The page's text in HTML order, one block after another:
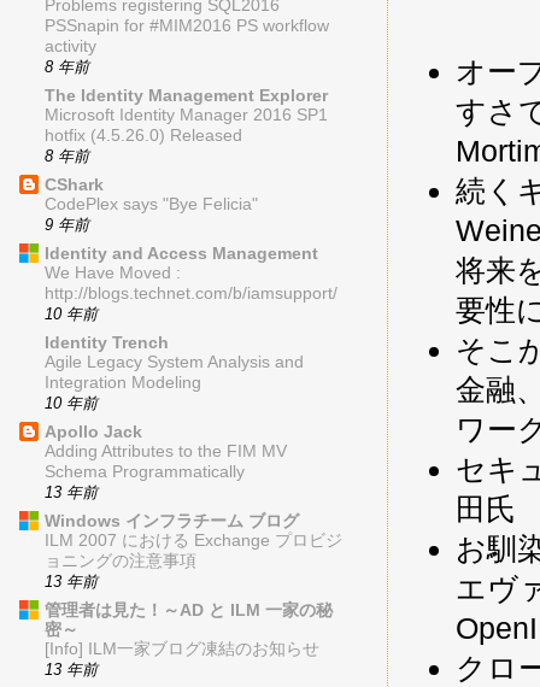
オー
すさ
続く
将来
要性
そこ
金融
ワー
セキ
田氏
お馴
エヴ
クロ
Problems registering SQL2016
PSSnapin for #MIM2016 PS workflow
activity
8 年前
The Identity Management Explorer
Microsoft Identity Manager 2016 SP1
hotfix (4.5.26.0) Released
8 年前
CShark
CodePlex says "Bye Felicia"
9 年前
Identity and Access Management
We Have Moved :
http://blogs.technet.com/b/iamsupport/
10 年前
Identity Trench
Agile Legacy System Analysis and
Integration Modeling
10 年前
Apollo Jack
Adding Attributes to the FIM MV
Schema Programmatically
13 年前
Windows インフラチーム ブログ
ILM 2007 における Exchange プロビジ
ョニングの注意事項
13 年前
管理者は見た！～AD と ILM 一家の秘
密～
[Info] ILM一家ブログ凍結のお知らせ
13 年前